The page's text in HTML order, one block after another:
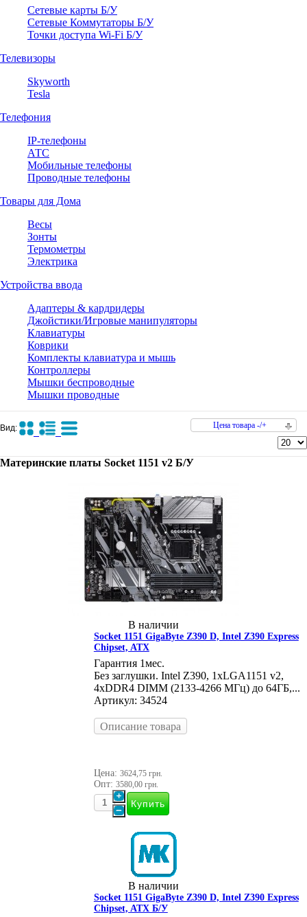
Сетевые карты Б/У
Сетевые Коммутаторы Б/У
Точки доступа Wi-Fi Б/У
Телевизоры
Skyworth
Tesla
Телефония
IP-телефоны
АТС
Мобильные телефоны
Проводные телефоны
Товары для Дома
Весы
Зонты
Термометры
Электрика
Устройства ввода
Адаптеры & кардридеры
Джойстики/Игровые манипуляторы
Клавиатуры
Коврики
Комплекты клавиатура и мышь
Контроллеры
Мышки беспроводные
Мышки проводные
Вид: Цена товара -/+
Материнские платы Socket 1151 v2 Б/У
В наличии
Socket 1151 GigaByte Z390 D, Intel Z390 Express
Chipset, ATX
Гарантия 1мес.
Без заглушки. Intel Z390, 1xLGA1151 v2,
4xDDR4 DIMM (2133-4266 МГц) до 64ГБ,...
Артикул: 34524
Описание товара
Цена: 3624,75 грн.
Опт: 3580,00 грн.
В наличии
Socket 1151 GigaByte Z390 D, Intel Z390 Express
Chipset, ATX Б/У